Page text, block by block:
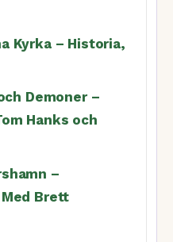
Kyrka – Historia,
Demoner –
Hanks och
–
Brett